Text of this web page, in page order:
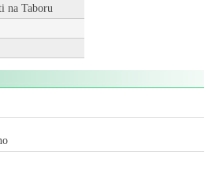
na Taboru